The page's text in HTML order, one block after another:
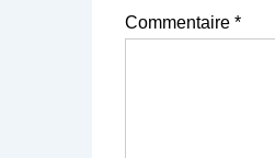
Commentaire *